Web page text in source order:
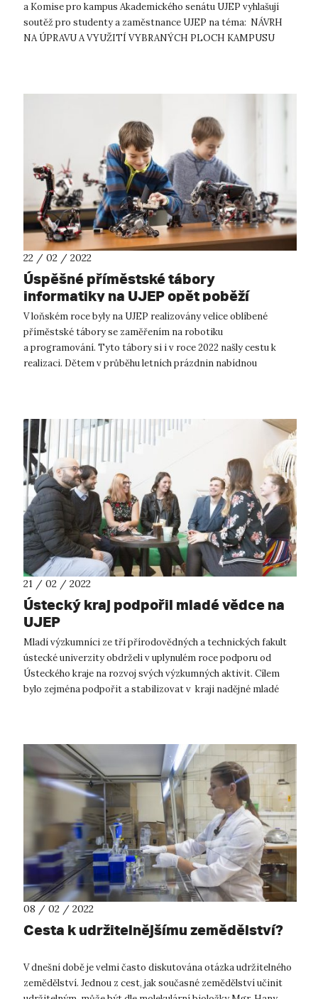
a Komise pro kampus Akademického senátu UJEP vyhlašují
soutěž pro studenty a zaměstnance UJEP na téma: NÁVRH
NA ÚPRAVU A VYUŽITÍ VYBRANÝCH PLOCH KAMPUSU
22 / 02 / 2022
Úspěšné příměstské tábory
informatiky na UJEP opět poběží
V loňském roce byly na UJEP realizovány velice oblíbené
příměstské tábory se zaměřením na robotiku
a programování. Tyto tábory si i v roce 2022 našly cestu k
realizaci. Dětem v průběhu letních prázdnin nabídnou
21 / 02 / 2022
Ústecký kraj podpořil mladé vědce na
UJEP
Mladí výzkumníci ze tří přírodovědných a technických fakult
ústecké univerzity obdrželi v uplynulém roce podporu od
Ústeckého kraje na rozvoj svých výzkumných aktivit. Cílem
bylo zejména podpořit a stabilizovat v kraji nadějné mladé
08 / 02 / 2022
Cesta k udržitelnějšímu zemědělství?
V dnešní době je velmi často diskutována otázka udržitelného
zemědělství. Jednou z cest, jak současné zemědělství učinit